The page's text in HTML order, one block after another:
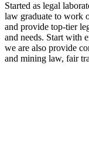
Started as legal
law graduate to work
and provide top-tier
and needs. Start with
we are also provide
and mining law, fair